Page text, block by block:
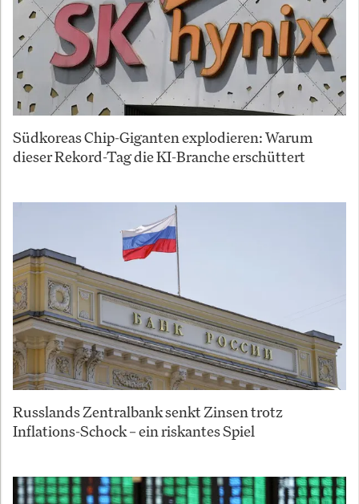
Südkoreas Chip-Giganten explodieren: Warum
dieser Rekord-Tag die KI-Branche erschüttert
Russlands Zentralbank senkt Zinsen trotz
Inflations-Schock – ein riskantes Spiel